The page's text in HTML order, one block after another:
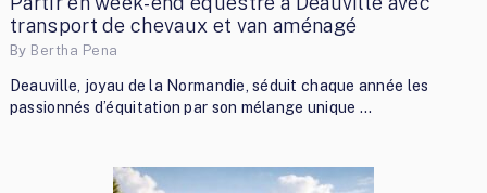
transport de chevaux et van aménagé
By Bertha Pena
Deauville, joyau de la Normandie, séduit chaque année les
passionnés d’équitation par son mélange unique …